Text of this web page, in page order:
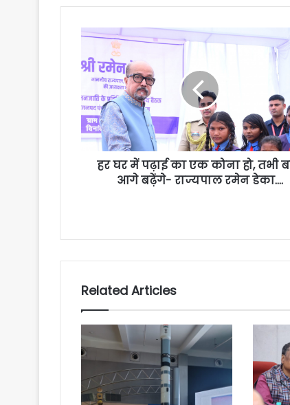
हर घर में पढ़ाई का एक कोना हो, तभी
आगे बढ़ेंगे- राज्यपाल रमेन डेका….
Related Articles